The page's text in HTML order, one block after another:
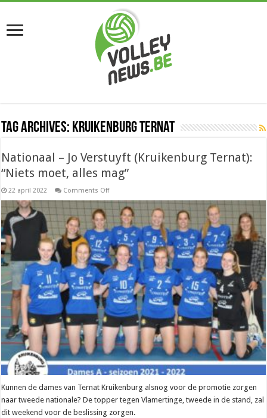
Tag Archives: Kruikenburg Ternat
Nationaal – Jo Verstuyft (Kruikenburg Ternat):
“Niets moet, alles mag”
22 april 2022 Comments Offon
–
Verstuyft
(Kruikenburg
Ternat):
“Niets
moet,
alles
mag”
Kunnen de dames van Ternat Kruikenburg alsnog voor de promotie zorgen
naar tweede nationale? De topper tegen Vlamertinge, tweede in de stand, zal
dit weekend voor de beslissing zorgen.